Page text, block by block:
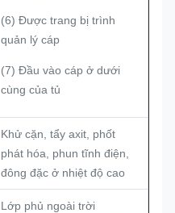
(6) Được trang bị trình
quản lý cáp
(7) Đầu vào cáp ở dưới
cùng của tủ
Khử cặn, tẩy axit, phốt
phát hóa, phun tĩnh điện,
đông đặc ở nhiệt độ cao
Lớp phủ ngoài trời